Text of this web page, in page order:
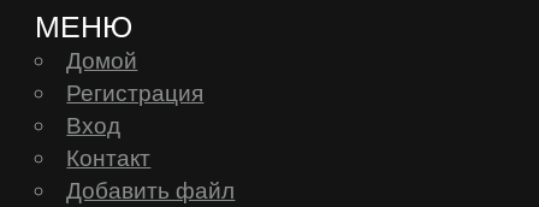
МЕНЮ
Домой
Регистрация
Вход
Контакт
Добавить файл